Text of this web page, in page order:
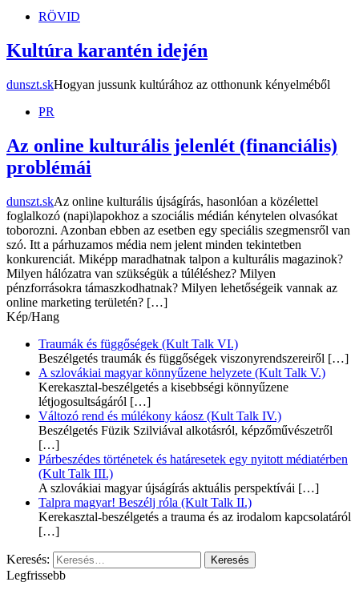
RÖVID
Kultúra karantén idején
dunszt.skHogyan jussunk kultúrához az otthonunk kényelméből
PR
Az online kulturális jelenlét (financiális)
problémái
dunszt.skAz online kulturális újságírás, hasonlóan a közélettel
foglalkozó (napi)lapokhoz a szociális médián kénytelen olvasókat
toborozni. Azonban ebben az esetben egy speciális szegmensről van
szó. Itt a párhuzamos média nem jelent minden tekintetben
konkurenciát. Miképp maradhatnak talpon a kulturális magazinok?
Milyen hálózatra van szükségük a túléléshez? Milyen
pénzforrásokra támaszkodhatnak? Milyen lehetőségeik vannak az
online marketing területén? […]
Kép/Hang
Traumák és függőségek (Kult Talk VI.)
Beszélgetés traumák és függőségek viszonyrendszereiről […]
A szlovákiai magyar könnyűzene helyzete (Kult Talk V.)
Kerekasztal-beszélgetés a kisebbségi könnyűzene
létjogosultságáról […]
Változó rend és múlékony káosz (Kult Talk IV.)
Beszélgetés Füzik Szilviával alkotásról, képzőművészetről
[…]
Párbeszédes történetek és határesetek egy nyitott médiatérben
(Kult Talk III.)
A szlovákiai magyar újságírás aktuális perspektívái […]
Talpra magyar! Beszélj róla (Kult Talk II.)
Kerekasztal-beszélgetés a trauma és az irodalom kapcsolatáról
[…]
Keresés:
Legfrissebb